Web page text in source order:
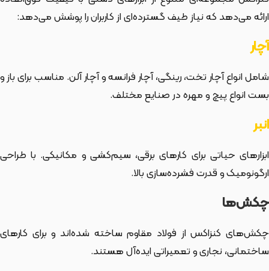
ارائه می‌دهد که نیاز طیف گسترده‌ای از کاربران را پوشش می‌دهد:
آچار
شامل انواع آچار تخت، رینگی، آچار فرانسه و آچار آلن. مناسب برای باز و
بست انواع پیچ و مهره در صنایع مختلف.
انبر
ابزارهای حیاتی برای کارهای برقی، سیم‌کشی و مکانیکی. با طراحی
ارگونومیک و قدرت فشرده‌سازی بالا.
چکش‌ها
چکش‌های کنزاکس از فولاد مقاوم ساخته شده‌اند و برای کارهای
ساختمانی، نجاری و تعمیراتی ایده‌آل هستند.